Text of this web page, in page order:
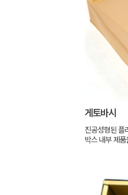
게토바시
진공성형된 플
박스 내부 제